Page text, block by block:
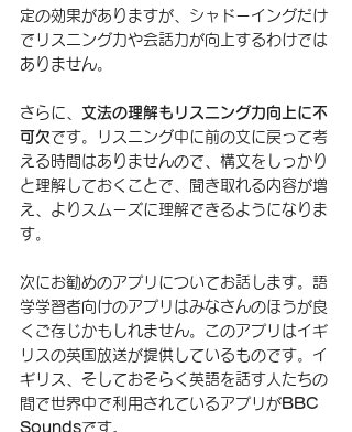
定の効果がありますが、シャドーイングだけ
でリスニング力や会話力が向上するわけでは
ありません。
さらに、 文法の理解もリスニング力向上に不
可欠です。リスニング中に前の文に戻って考
える時間はありませんので、構文をしっかり
と理解しておくことで、聞き取れる内容が増
え、よりスムーズに理解できるようになりま
す。
次にお勧めのアプリについてお話します。語
学学習者向けのアプリはみなさんのほうが良
くご存じかもしれません。このアプリはイギ
リスの英国放送が提供しているものです。イ
ギリス、そしておそらく英語を話す人たちの
間で世界中で利用されているアプリがBBC
Soundsです。